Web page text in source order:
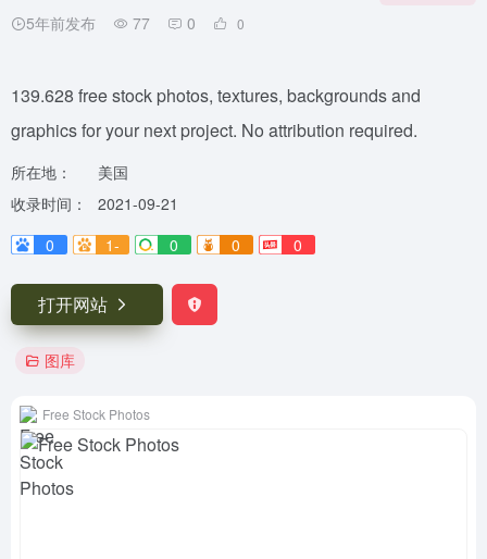
5年前发布 77 0 0
139.628 free stock photos, textures, backgrounds and
graphics for your next project. No attribution required.
所在地：
美国
收录时间：
2021-09-21
0
1- 0 0 0
打开网站
图库
Free Stock Photos